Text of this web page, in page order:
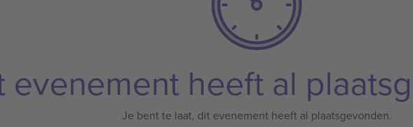
evenement heeft al
Je bent te laat, dit evenement heeft al plaatsgevonden.